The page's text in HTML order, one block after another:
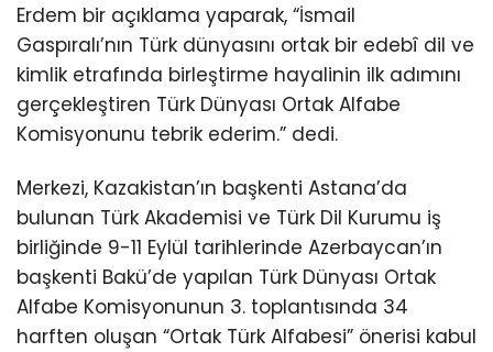
Erdem bir açıklama yaparak, “İsmail
Gaspıralı’nın Türk dünyasını ortak bir edebî dil ve
kimlik etrafında birleştirme hayalinin ilk adımını
gerçekleştiren Türk Dünyası Ortak Alfabe
Komisyonunu tebrik ederim.” dedi.
Merkezi, Kazakistan’ın başkenti Astana’da
bulunan Türk Akademisi ve Türk Dil Kurumu iş
birliğinde 9-11 Eylül tarihlerinde Azerbaycan’ın
başkenti Bakü’de yapılan Türk Dünyası Ortak
Alfabe Komisyonunun 3. toplantısında 34
harften oluşan “Ortak Türk Alfabesi” önerisi kabul